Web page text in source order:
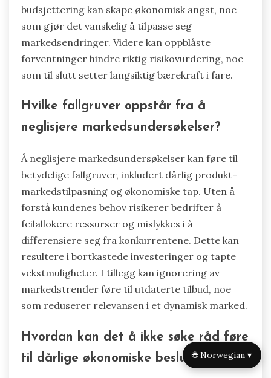
budsjettering kan skape økonomisk angst, noe
som gjør det vanskelig å tilpasse seg
markedsendringer. Videre kan oppblåste
forventninger hindre riktig risikovurdering, noe
som til slutt setter langsiktig bærekraft i fare.
Hvilke fallgruver oppstår fra å
neglisjere markedsundersøkelser?
Å neglisjere markedsundersøkelser kan føre til
betydelige fallgruver, inkludert dårlig produkt-
markedstilpasning og økonomiske tap. Uten å
forstå kundenes behov risikerer bedrifter å
feilallokere ressurser og mislykkes i å
differensiere seg fra konkurrentene. Dette kan
resultere i bortkastede investeringer og tapte
vekstmuligheter. I tillegg kan ignorering av
markedstrender føre til utdaterte tilbud, noe
som reduserer relevansen i et dynamisk marked.
Hvordan kan det å ikke søke råd føre
til dårlige økonomiske beslutninger?
🌐 Norwegian ▾